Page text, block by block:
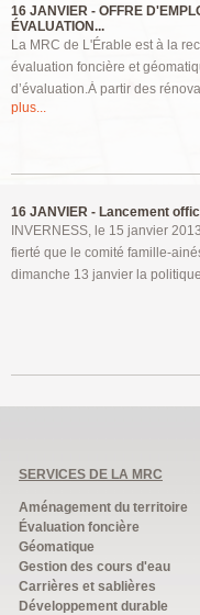
16 JANVIER - OFFRE
ÉVALUATION...
La MRC de L'Érable est à la
évaluation foncière et
d’évaluation.Ȧ partir des
plus...
16 JANVIER - Lancement
INVERNESS, le 15 janvier
fierté que le comité famille-
dimanche 13 janvier la
SERVICES DE LA MRC
Aménagement du territoire
Évaluation foncière
Géomatique
Gestion des cours d'eau
Carrières et sablières
Développement durable